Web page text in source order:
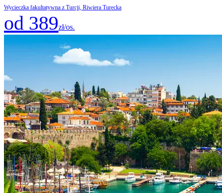
Wycieczka fakultatywna z Turcji, Riwiera Turecka
od 389zł/os.